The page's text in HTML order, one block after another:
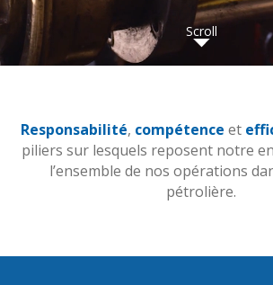
Scroll
Responsabilité, compétence et
piliers sur lesquels reposent notre
l’ensemble de nos opérations
pétrolière.